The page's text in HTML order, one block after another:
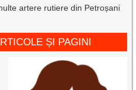
artere rutiere din Petroșani
ȘI PAGINI